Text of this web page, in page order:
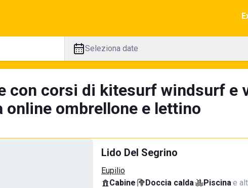
Seleziona date
con corsi di kitesurf windsurf e
online ombrellone e lettino
Lido Del Segrino
Eupilio
Cabine· Doccia calda· Piscina·e